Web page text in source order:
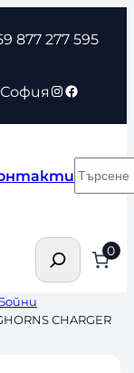
877 277 595
Instagram
Facebook
Търсене 0
CHARGER